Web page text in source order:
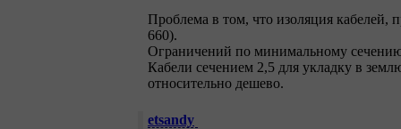
Проблема в том, что изоляция кабелей,
660).
Ограничений по минимальному
Кабели сечением 2,5 для укладку в
относительно дешево.
etsandy